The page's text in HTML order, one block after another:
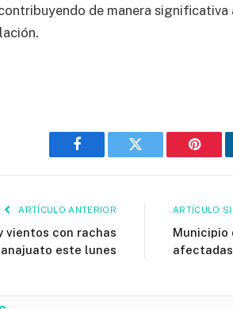
de manera
Facebook Twitter
ARTÍCULO ANTERIOR
vientos con rachas
este lunes
ARTÍCULO
Municipio